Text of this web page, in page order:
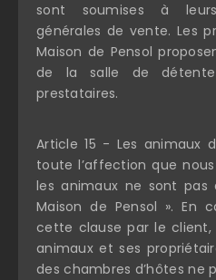
sont soumises à
générales de vente. Les
Maison de Pensol
de la salle de
prestataires.
Article 15 - Les animaux
toute l’affection que
les animaux ne sont pas
Maison de Pensol ». En
cette clause par le client,
animaux et ses
des chambres d’hôtes ne